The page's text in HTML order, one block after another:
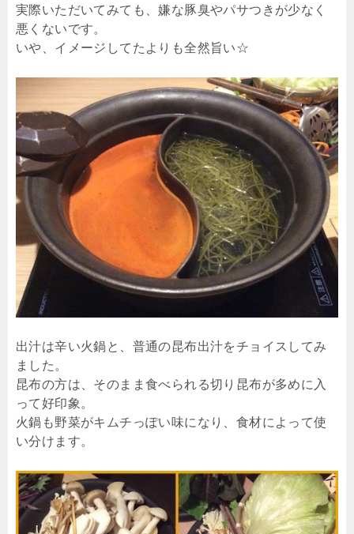
実際いただいてみても、嫌な豚臭やパサつきが少なく
悪くないです。
いや、イメージしてたよりも全然旨い☆
出汁は辛い火鍋と、普通の昆布出汁をチョイスしてみ
ました。
昆布の方は、そのまま食べられる切り昆布が多めに入
って好印象。
火鍋も野菜がキムチっぽい味になり、食材によって使
い分けます。